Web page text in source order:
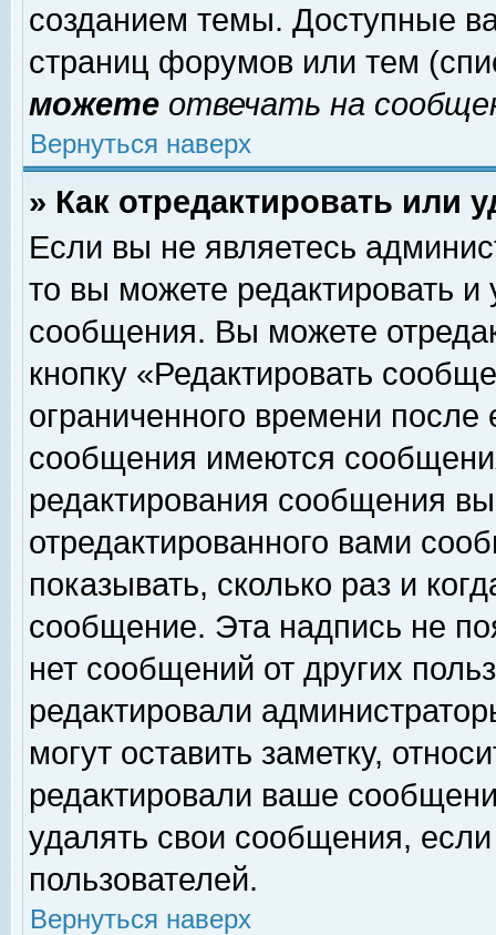
созданием темы. Доступные
страниц форумов или тем
можете отвечать на
Вернуться наверх
» Как отредактировать или
Если вы не являетесь
то вы можете редактировать и
сообщения. Вы можете
кнопку «Редактировать
ограниченного времени
сообщения имеются
редактирования сообщения
отредактированного вами
показывать, сколько раз и
сообщение. Эта надпись не
нет сообщений от других
редактировали
могут оставить заметку,
редактировали ваше
удалять свои сообщения,
пользователей.
Вернуться наверх